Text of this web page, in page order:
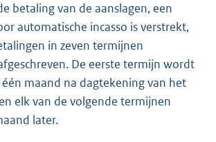
betaling van de aanslagen, een
automatische incasso is verstrekt,
in zeven termijnen
De eerste termijn wordt
maand na dagtekening van het
elk van de volgende termijnen
later.